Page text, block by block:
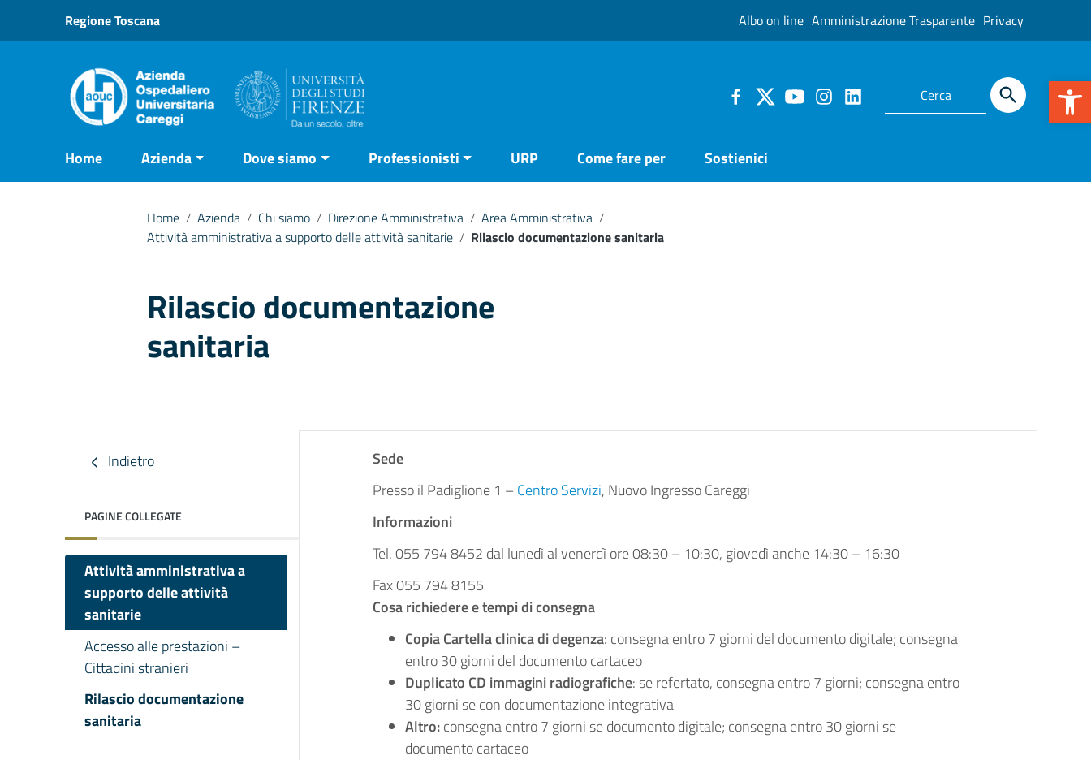
Vai ai contenuti
Vai al menu di navigazione
Regione Toscana Albo on line Amministrazione Trasparente Privacy
Home Azienda Dove siamo Professionisti URP Come fare per Sostienici
Home / Azienda / Chi siamo / Direzione Amministrativa / Area Amministrativa /
Attività amministrativa a supporto delle attività sanitarie / Rilascio documentazione sanitaria
Rilascio documentazione
sanitaria
Indietro
PAGINE COLLEGATE
Attività amministrativa a
supporto delle attività
sanitarie
Accesso alle prestazioni –
Cittadini stranieri
Rilascio documentazione
sanitaria
Sede
Presso il Padiglione 1 –Centro Servizi, Nuovo Ingresso Careggi
Informazioni
Tel. 055 794 8452 dal lunedì al venerdì ore 08:30 – 10:30, giovedì anche 14:30 – 16:30
Fax 055 794 8155
Cosa richiedere e tempi di consegna
Copia Cartella clinica di degenza: consegna entro 7 giorni del documento digitale; consegna
entro 30 giorni del documento cartaceo
Duplicato CD immagini radiografiche: se refertato, consegna entro 7 giorni; consegna entro
30 giorni se con documentazione integrativa
Altro:consegna entro 7 giorni se documento digitale; consegna entro 30 giorni se
documento cartaceo